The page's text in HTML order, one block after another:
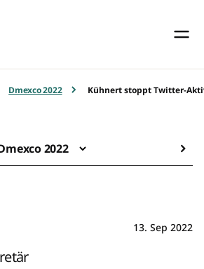
Dmexco 2022 Kühnert stoppt Twitter-
2022
13. Sep 2022